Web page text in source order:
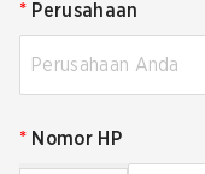
* Perusahaan
* Nomor HP